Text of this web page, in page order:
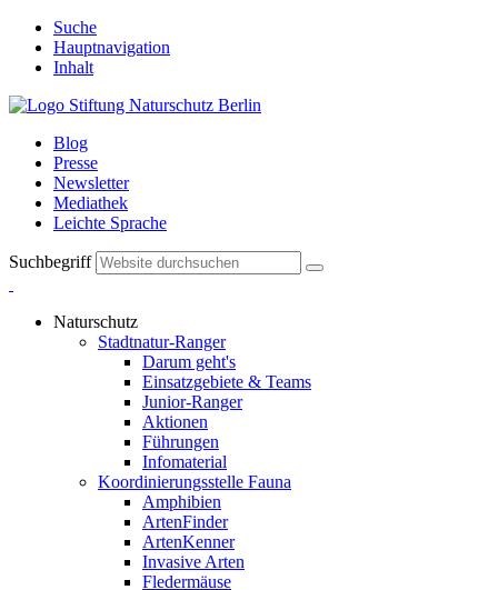
Suche
Hauptnavigation
Inhalt
Blog
Presse
Newsletter
Mediathek
Leichte Sprache
Suchbegriff
Naturschutz
Stadtnatur-Ranger
Darum geht's
Einsatzgebiete & Teams
Junior-Ranger
Aktionen
Führungen
Infomaterial
Koordinierungsstelle Fauna
Amphibien
ArtenFinder
ArtenKenner
Invasive Arten
Fledermäuse